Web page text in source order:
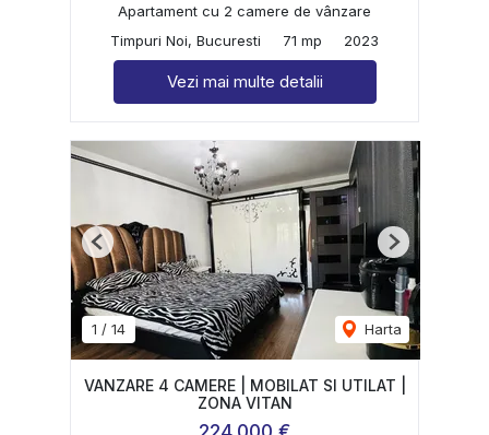
Apartament cu 2 camere de vânzare
Timpuri Noi, Bucuresti
71 mp 2023
Vezi mai multe detalii
1 / 14 Harta
Previous Next
VANZARE 4 CAMERE | MOBILAT SI UTILAT |
ZONA VITAN